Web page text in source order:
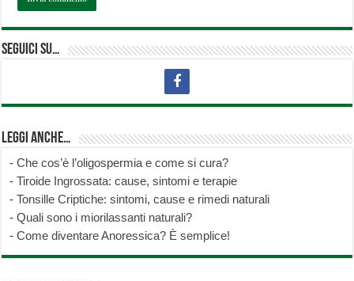
Seguici su…
Leggi anche…
-Che cos’è l’oligospermia e come si cura?
-Tiroide Ingrossata: cause, sintomi e terapie
-Tonsille Criptiche: sintomi, cause e rimedi naturali
-Quali sono i miorilassanti naturali?
-Come diventare Anoressica? È semplice!